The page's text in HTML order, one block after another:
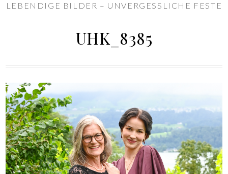
LEBENDIGE BILDER – UNVERGESSLICHE FESTE
UHK_8385